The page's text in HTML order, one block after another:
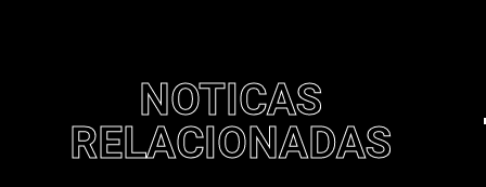
NOTICAS
RELACIONADAS